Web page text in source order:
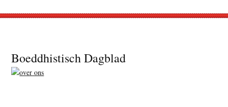
Footer
Boeddhistisch Dagblad